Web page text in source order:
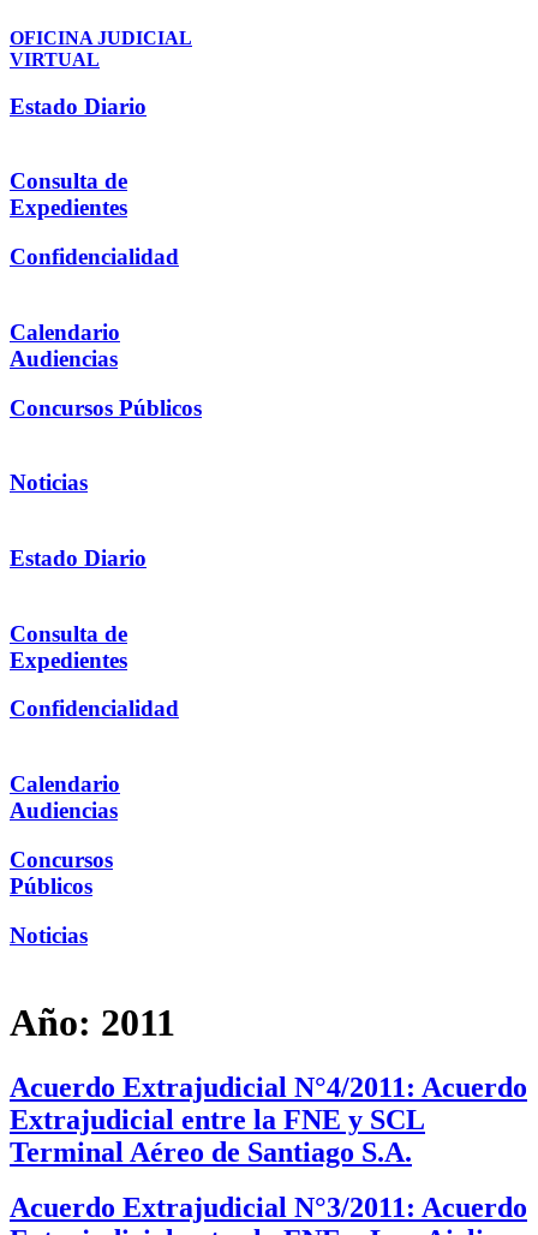
OFICINA JUDICIAL
VIRTUAL
Estado Diario
Consulta de
Expedientes
Confidencialidad
Calendario
Audiencias
Concursos Públicos
Noticias
Estado Diario
Consulta de
Expedientes
Confidencialidad
Calendario
Audiencias
Concursos
Públicos
Noticias
Año: 2011
Acuerdo Extrajudicial N°4/2011: Acuerdo
Extrajudicial entre la FNE y SCL
Terminal Aéreo de Santiago S.A.
Acuerdo Extrajudicial N°3/2011: Acuerdo